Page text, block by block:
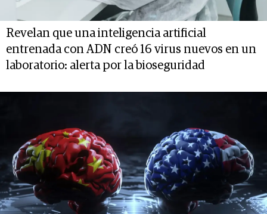
Revelan que una inteligencia artificial
entrenada con ADN creó 16 virus nuevos en un
laboratorio: alerta por la bioseguridad